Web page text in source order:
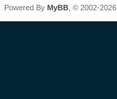
Powered By MyBB , © 2002-2026